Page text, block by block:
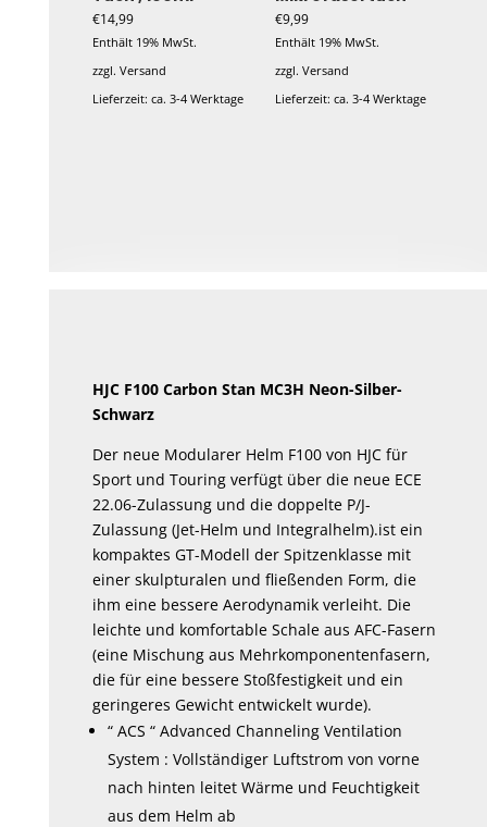
€14,99
Enthält 19% MwSt.
zzgl.Versand
Lieferzeit: ca. 3-4 Werktage
€9,99
Enthält 19% MwSt.
zzgl. Versand
Lieferzeit: ca. 3-4 Werktage
HJC F100 Carbon Stan MC3H Neon-Silber-
Schwarz
Der neue Modularer Helm F100 von HJC für
Sport und Touring verfügt über die neue ECE
22.06-Zulassung und die doppelte P/J-
Zulassung (Jet-Helm und Integralhelm).ist ein
kompaktes GT-Modell der Spitzenklasse mit
einer skulpturalen und fließenden Form, die
ihm eine bessere Aerodynamik verleiht. Die
leichte und komfortable Schale aus AFC-Fasern
(eine Mischung aus Mehrkomponentenfasern,
die für eine bessere Stoßfestigkeit und ein
geringeres Gewicht entwickelt wurde).
“ ACS “ Advanced Channeling Ventilation
System : Vollständiger Luftstrom von vorne
nach hinten leitet Wärme und Feuchtigkeit
aus dem Helm ab